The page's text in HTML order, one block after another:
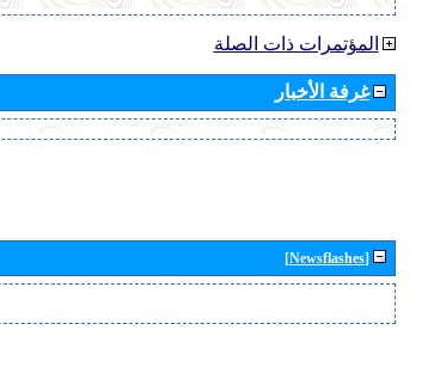
المؤتمرات ذات الصلة
غرفة الأخبار
[Newsflashes]